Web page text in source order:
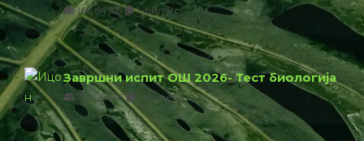
166.64 КБ 1 филе(с)
Завршни испит ОШ 2026- Тест биологија
774.23 КБ 1 филе(с)